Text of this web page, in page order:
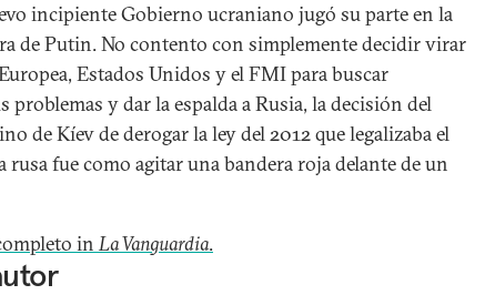
incipiente Gobierno ucraniano jugó su parte en la
de Putin. No contento con simplemente decidir virar
Estados Unidos y el FMI para buscar
problemas y dar la espalda a Rusia, la decisión del
de Kíev de derogar la ley del 2012 que legalizaba el
rusa fue como agitar una bandera roja delante de un
inLa Vanguardia.